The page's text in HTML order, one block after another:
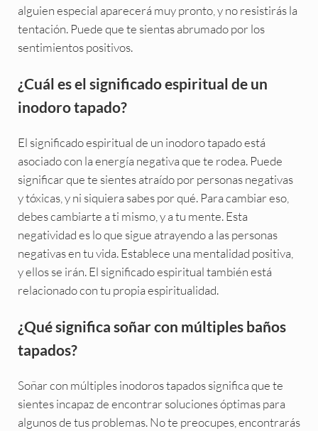
alguien especial aparecerá muy pronto, y no resistirás la
tentación. Puede que te sientas abrumado por los
sentimientos positivos.
¿Cuál es el significado espiritual de un
inodoro tapado?
El significado espiritual de un inodoro tapado está
asociado con la energía negativa que te rodea. Puede
significar que te sientes atraído por personas negativas
y tóxicas, y ni siquiera sabes por qué. Para cambiar eso,
debes cambiarte a ti mismo, y a tu mente. Esta
negatividad es lo que sigue atrayendo a las personas
negativas en tu vida. Establece una mentalidad positiva,
y ellos se irán. El significado espiritual también está
relacionado con tu propia espiritualidad.
¿Qué significa soñar con múltiples baños
tapados?
Soñar con múltiples inodoros tapados significa que te
sientes incapaz de encontrar soluciones óptimas para
algunos de tus problemas. No te preocupes, encontrarás